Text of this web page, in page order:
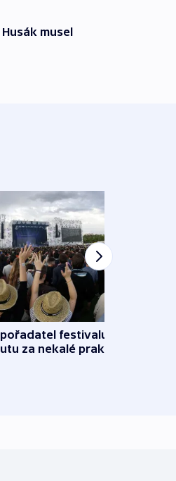
musel
festivalu
za nekalé praktiky